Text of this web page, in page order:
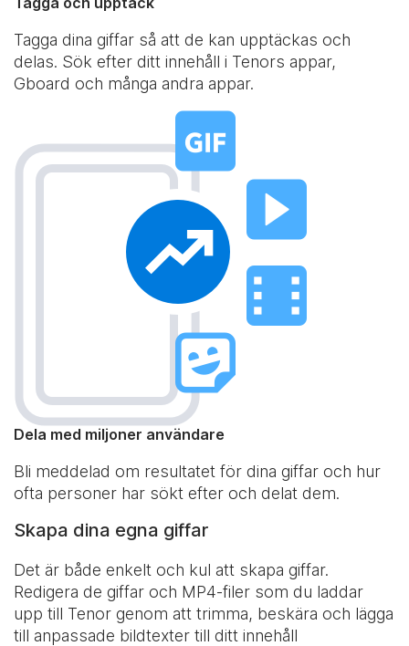
Tagga dina giffar så att de kan upptäckas och
delas. Sök efter ditt innehåll i Tenors appar,
Gboard och många andra appar.
Dela med miljoner användare
Bli meddelad om resultatet för dina giffar och hur
ofta personer har sökt efter och delat dem.
Skapa dina egna giffar
Det är både enkelt och kul att skapa giffar.
Redigera de giffar och MP4-filer som du laddar
upp till Tenor genom att trimma, beskära och lägga
till anpassade bildtexter till ditt innehåll